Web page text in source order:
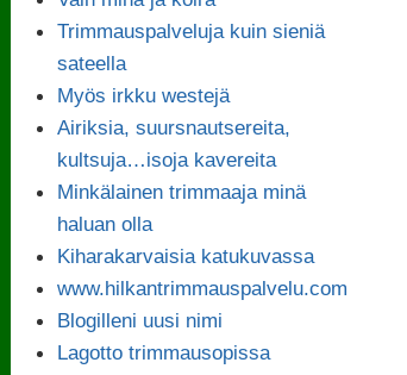
Trimmauspalveluja kuin sieniä
sateella
Myös irkku westejä
Airiksia, suursnautsereita,
kultsuja…isoja kavereita
Minkälainen trimmaaja minä
haluan olla
Kiharakarvaisia katukuvassa
www.hilkantrimmauspalvelu.com
Blogilleni uusi nimi
Lagotto trimmausopissa